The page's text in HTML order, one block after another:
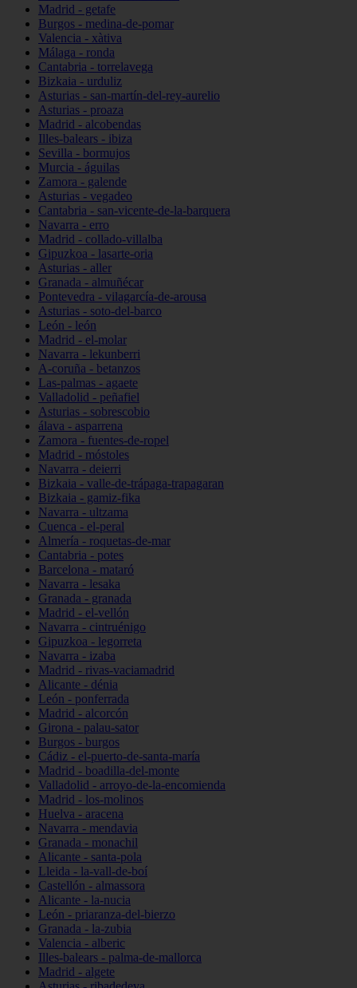
Madrid - getafe
Burgos - medina-de-pomar
Valencia - xàtiva
Málaga - ronda
Cantabria - torrelavega
Bizkaia - urduliz
Asturias - san-martín-del-rey-aurelio
Asturias - proaza
Madrid - alcobendas
Illes-balears - ibiza
Sevilla - bormujos
Murcia - águilas
Zamora - galende
Asturias - vegadeo
Cantabria - san-vicente-de-la-barquera
Navarra - erro
Madrid - collado-villalba
Gipuzkoa - lasarte-oria
Asturias - aller
Granada - almuñécar
Pontevedra - vilagarcía-de-arousa
Asturias - soto-del-barco
León - león
Madrid - el-molar
Navarra - lekunberri
A-coruña - betanzos
Las-palmas - agaete
Valladolid - peñafiel
Asturias - sobrescobio
álava - asparrena
Zamora - fuentes-de-ropel
Madrid - móstoles
Navarra - deierri
Bizkaia - valle-de-trápaga-trapagaran
Bizkaia - gamiz-fika
Navarra - ultzama
Cuenca - el-peral
Almería - roquetas-de-mar
Cantabria - potes
Barcelona - mataró
Navarra - lesaka
Granada - granada
Madrid - el-vellón
Navarra - cintruénigo
Gipuzkoa - legorreta
Navarra - izaba
Madrid - rivas-vaciamadrid
Alicante - dénia
León - ponferrada
Madrid - alcorcón
Girona - palau-sator
Burgos - burgos
Cádiz - el-puerto-de-santa-maría
Madrid - boadilla-del-monte
Valladolid - arroyo-de-la-encomienda
Madrid - los-molinos
Huelva - aracena
Navarra - mendavia
Granada - monachil
Alicante - santa-pola
Lleida - la-vall-de-boí
Castellón - almassora
Alicante - la-nucia
León - priaranza-del-bierzo
Granada - la-zubia
Valencia - alberic
Illes-balears - palma-de-mallorca
Madrid - algete